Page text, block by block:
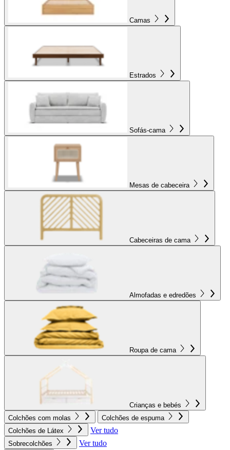
Camas
Estrados
Sofás-cama
Mesas de cabeceira
Cabeceiras de cama
Almofadas e edredões
Roupa de cama
Crianças e bebés
Colchões com molas
Colchões de espuma
Colchões de Látex
Ver tudo
Sobrecolchões Ver tudo